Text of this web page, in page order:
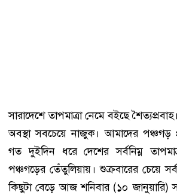
সারাদেশে তাপমাত্রা নেমে বইছে
অবস্থা সবচেয়ে নাজুক। আমাদের পঞ্চগড়
গত দুইদিন ধরে দেশের সর্বনিম্ন
পঞ্চগড়ের তেঁতুলিয়ায়। শুক্রবারের চেয়ে
কিছুটা বেড়ে আজ শনিবার (১০ জানুয়ারি)